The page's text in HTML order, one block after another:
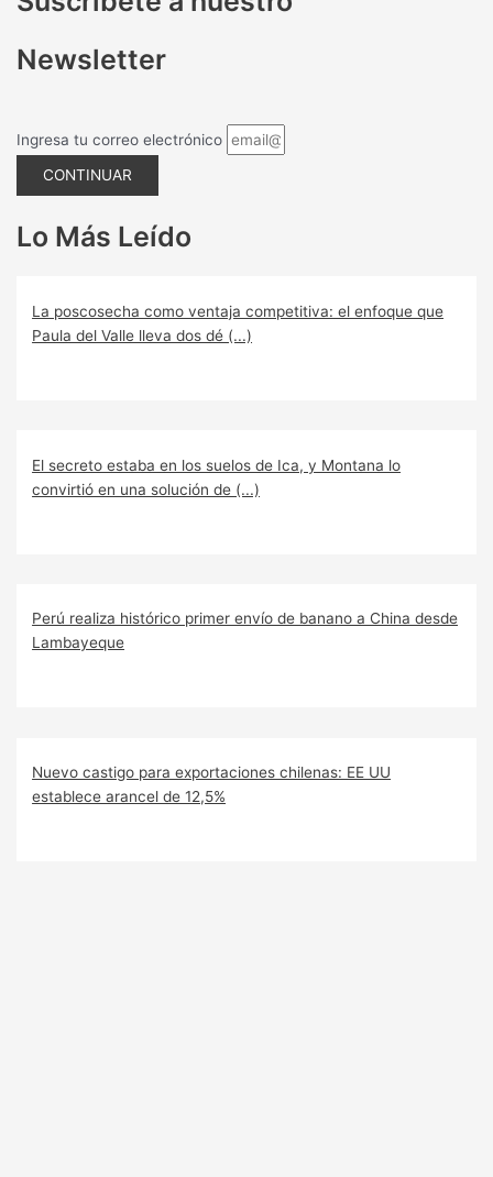
Newsletter
Ingresa tu correo electrónico
CONTINUAR
Lo Más Leído
La poscosecha como ventaja competitiva: el enfoque que
Paula del Valle lleva dos dé (...)
El secreto estaba en los suelos de Ica, y Montana lo
convirtió en una solución de (...)
Perú realiza histórico primer envío de banano a China desde
Lambayeque
Nuevo castigo para exportaciones chilenas: EE UU
establece arancel de 12,5%